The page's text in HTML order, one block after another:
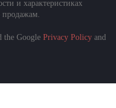
и характеристиках
продажам.
the Google Privacy Policy and